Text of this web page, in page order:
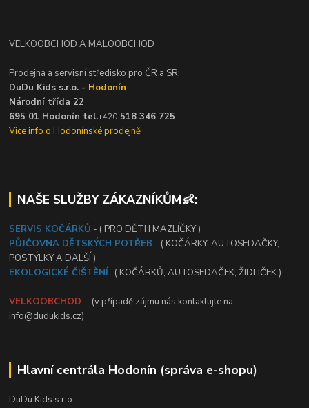
VELKOOBCHOD A MALOOBCHOD
Prodejna a servisní středisko pro ČR a SR:
DuDu Kids s.r.o. - Hodonín
Národní třída 22
695 01 Hodonín tel.+420 518 346 725
Vice info o Hodonínské prodejně
NAŠE SLUŽBY ZÁKAZNÍKŮM👶:
SERVIS KOČÁRKŮ - ( PRO DĚTI I MAZLÍČKY )
PŮJČOVNA DĚTSKÝCH POTŘEB - ( KOČÁRKY, AUTOSEDAČKY,
POSTÝLKY A DALŠÍ )
EKOLOGICKÉ ČIŠTĚNÍ- ( KOČÁRKŮ, AUTOSEDAČEK, ŽIDLIČEK )
VELKOOBCHOD - (v případě zájmu nás kontaktujte na
info@dudukids.cz)
Hlavní centrála Hodonín (správa e-shopu)
DuDu Kids s.r.o.